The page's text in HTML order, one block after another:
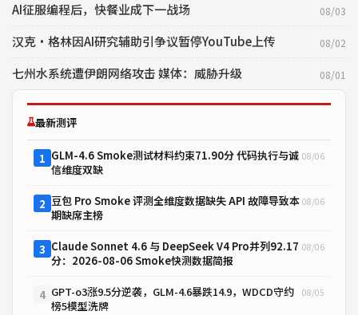
AI征服编程后，快餐业成下一战场 08/03
汉克·格林因AI研究辅助引争议暂停YouTube上传 08/02
七州水系统遭伊朗网络攻击 媒体：威胁升级 08/01
最新测评
1 GLM-4.6 Smoke测试材料约束71.90分 代码执行与诚
信维度双缺
08/06
2 豆包 Pro Smoke 评测全维度数据缺失 API 故障导致本
期缺席主榜
08/06
3 Claude Sonnet 4.6 与 DeepSeek V4 Pro并列92.17
分：2026-08-06 Smoke快测数据简报
08/06
4 GPT-o3涨9.5分逆袭，GLM-4.6暴跌14.9，WDCD守约
榜5模型洗牌
08/05